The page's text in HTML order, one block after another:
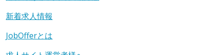
新着求人情報
JobOfferとは